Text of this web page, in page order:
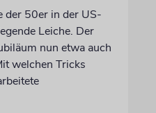
der 50er in der US-
Leiche. Der
nun etwa auch
welchen Tricks